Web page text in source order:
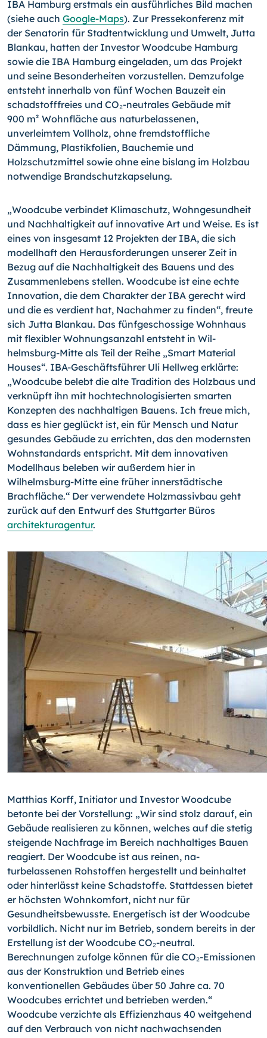
IBA Hamburg erstmals ein ausführliches Bild machen
(siehe auch Google-Maps). Zur Pressekonferenz mit
der Senatorin für Stadt­entwicklung und Umwelt, Jutta
Blankau, hatten der Investor Woodcube Hamburg
sowie die IBA Hamburg eingeladen, um das Projekt
und seine Besonderheiten vorzustellen. Demzufolge
entsteht innerhalb von fünf Wochen Bauzeit ein
schadstoff­freies und CO₂-neutrales Gebäude mit
900 m² Wohnfläche aus naturbelassenen,
unverleimtem Vollholz, ohne fremdstoffliche
Dämmung, Plastikfolien, Bauchemie und
Holzschutzmittel sowie ohne eine bislang im Holzbau
notwendige Brandschutzkapselung.
„Woodcube verbindet Klimaschutz, Wohngesundheit
und Nachhaltigkeit auf innovative Art und Weise. Es ist
eines von insgesamt 12 Projekten der IBA, die sich
modellhaft den Herausforderungen unserer Zeit in
Bezug auf die Nachhaltigkeit des Bauens und des
Zusammenlebens stellen. Woodcube ist eine echte
Innovation, die dem Charakter der IBA gerecht wird
und die es verdient hat, Nachahmer zu finden“, freute
sich Jutta Blankau. Das fünfgeschossige Wohnhaus
mit flexibler Wohnungsanzahl entsteht in Wil­
helmsburg-Mitte als Teil der Reihe „Smart Material
Houses“. IBA-Geschäftsführer Uli Hellweg erklärte:
„Woodcube belebt die alte Tradition des Holzbaus und
verknüpft ihn mit hochtechnologisierten smarten
Konzepten des nachhaltigen Bauens. Ich freue mich,
dass es hier geglückt ist, ein für Mensch und Natur
gesundes Gebäude zu er­richten, das den modernsten
Wohnstandards entspricht. Mit dem innovativen
Modell­haus beleben wir außerdem hier in
Wilhelmsburg-Mitte eine früher innerstädtische
Brachfläche.“ Der verwendete Holzmassivbau geht
zurück auf den Entwurf des Stutt­garter Büros
architekturagentur.
Matthias Korff, Initiator und Investor Woodcube
betonte bei der Vorstellung: „Wir sind stolz darauf, ein
Gebäude realisieren zu können, welches auf die stetig
steigende Nachfrage im Bereich nachhaltiges Bauen
reagiert. Der Woodcube ist aus reinen, na­
turbelassenen Rohstoffen hergestellt und beinhaltet
oder hinterlässt keine Schadstof­fe. Stattdessen bietet
er höchsten Wohnkomfort, nicht nur für
Gesundheitsbewusste. Energetisch ist der Woodcube
vorbildlich. Nicht nur im Betrieb, sondern bereits in der
Erstellung ist der Woodcube CO₂-neutral.
Berechnungen zufolge können für die CO₂-Emissionen
aus der Konstruktion und Betrieb eines
konventionellen Gebäudes über 50 Jahre ca. 70
Woodcubes errichtet und betrieben werden.“
Woodcube verzichte als Effizienzhaus 40 weitgehend
auf den Verbrauch von nicht nachwachsenden